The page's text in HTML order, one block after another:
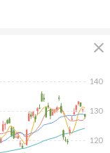
close
120
130
140